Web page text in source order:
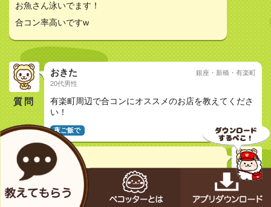
お魚さん泳いでます！
合コン率高いですw
質問
おきた
20代男性
銀座・新橋・有楽町
有楽町周辺で合コンにオススメのお店を教えてくださ
い！
夜ご飯で
くりりん
30代女性
アクアリウムダイニング銀座ライム
03-5537-1455